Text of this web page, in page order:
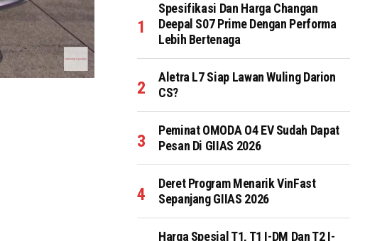
Spesifikasi Dan Harga Changan
Deepal S07 Prime Dengan Performa
Lebih Bertenaga
Aletra L7 Siap Lawan Wuling Darion
CS?
Peminat OMODA O4 EV Sudah Dapat
Pesan Di GIIAS 2026
Deret Program Menarik VinFast
Sepanjang GIIAS 2026
Harga Spesial T1, T1 I-DM Dan T2 I-